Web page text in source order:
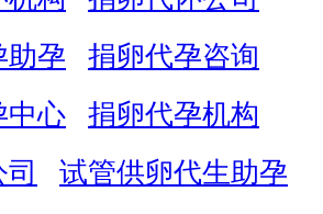
助孕
捐卵代孕咨询
中心
捐卵代孕机构
试管供卵代生助孕